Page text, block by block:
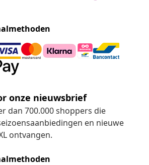
onze nieuwsbrief
dan 700.000 shoppers die
en nieuwe
ontvangen.